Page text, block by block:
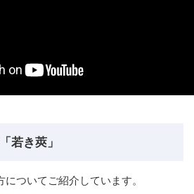
若き莢」
ついてご紹介しています。